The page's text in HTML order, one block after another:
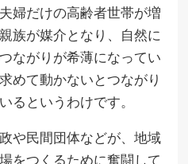
婦だけの高齢者世帯が増
族が媒介となり、自然に
ながりが希薄になってい
めて動かないとつながり
るというわけです。
や民間団体などが、地域
をつくるために奮闘して